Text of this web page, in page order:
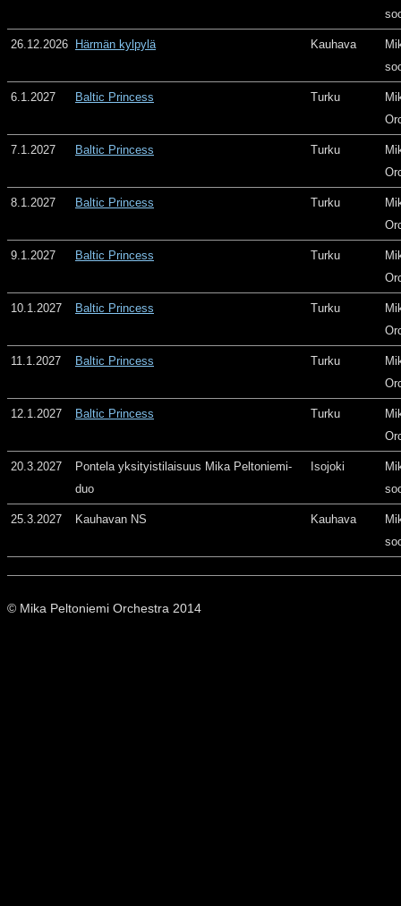
26.12.2026 Härmän kylpylä Kauhava
6.1.2027 Baltic Princess Turku
7.1.2027 Baltic Princess Turku
8.1.2027 Baltic Princess Turku
9.1.2027 Baltic Princess Turku
10.1.2027 Baltic Princess Turku
11.1.2027 Baltic Princess Turku
12.1.2027 Baltic Princess Turku
20.3.2027
Pontela yksityistilaisuus Mika Peltoniemi-
duo
Isojoki
25.3.2027 Kauhavan NS Kauhava
© Mika Peltoniemi Orchestra 2014